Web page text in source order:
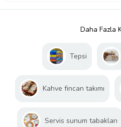
Daha Fazla
Tepsi
Kahve fincan takımı
Servis sunum tabakları